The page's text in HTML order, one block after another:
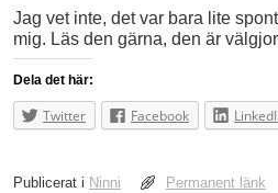
Jag vet inte, det var bara lite
mig. Läs den gärna, den är
Dela det här:
Twitter Facebook
Publicerat i Ninni Permanent länk